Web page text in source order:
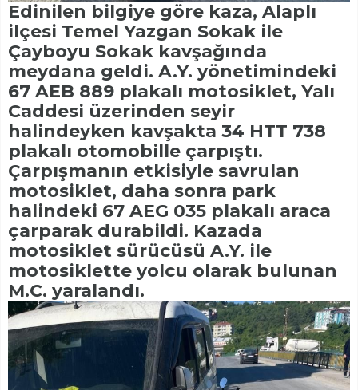
Edinilen bilgiye göre kaza, Alaplı
ilçesi Temel Yazgan Sokak ile
Çayboyu Sokak kavşağında
meydana geldi. A.Y. yönetimindeki
67 AEB 889 plakalı motosiklet, Yalı
Caddesi üzerinden seyir
halindeyken kavşakta 34 HTT 738
plakalı otomobille çarpıştı.
Çarpışmanın etkisiyle savrulan
motosiklet, daha sonra park
halindeki 67 AEG 035 plakalı araca
çarparak durabildi. Kazada
motosiklet sürücüsü A.Y. ile
motosiklette yolcu olarak bulunan
M.C. yaralandı.